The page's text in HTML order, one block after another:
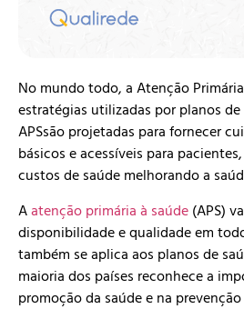
No mundo todo, a Atenção
estratégias utilizadas por planos
APSsão projetadas para fornecer
básicos e acessíveis para
custos de saúde melhorando a
Aatenção primária à saúde (APS)
disponibilidade e qualidade em
também se aplica aos planos de
maioria dos países reconhece a
promoção da saúde e na